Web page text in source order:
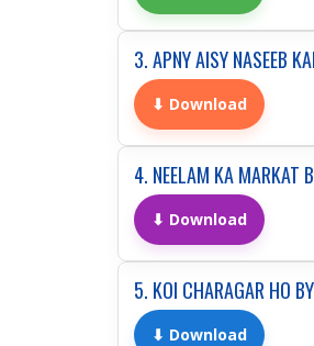
3. APNY AISY NASEEB
⬇ Download
4. NEELAM KA MARKAT
⬇ Download
5. KOI CHARAGAR HO
⬇ Download